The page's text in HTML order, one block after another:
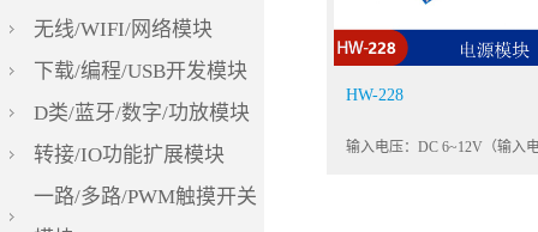
无线/WIFI/网络模块
下载/编程/USB开发模块
D类/蓝牙/数字/功放模块
转接/IO功能扩展模块
一路/多路/PWM触摸开关
HW-228